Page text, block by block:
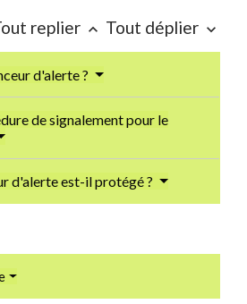
replier keyboard_arrow_up Tout déplier keyboard_arrow_down
d'alerte ?
de signalement pour le
d'alerte est-il protégé ?